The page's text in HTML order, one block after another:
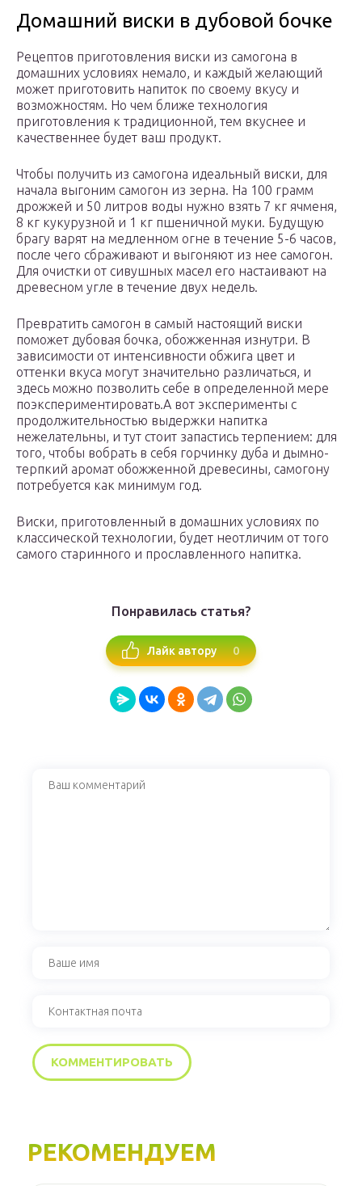
Домашний виски в дубовой бочке
Рецептов приготовления виски из самогона в
домашних условиях немало, и каждый желающий
может приготовить напиток по своему вкусу и
возможностям. Но чем ближе технология
приготовления к традиционной, тем вкуснее и
качественнее будет ваш продукт.
Чтобы получить из самогона идеальный виски, для
начала выгоним самогон из зерна. На 100 грамм
дрожжей и 50 литров воды нужно взять 7 кг ячменя,
8 кг кукурузной и 1 кг пшеничной муки. Будущую
брагу варят на медленном огне в течение 5-6 часов,
после чего сбраживают и выгоняют из нее самогон.
Для очистки от сивушных масел его настаивают на
древесном угле в течение двух недель.
Превратить самогон в самый настоящий виски
поможет дубовая бочка, обожженная изнутри. В
зависимости от интенсивности обжига цвет и
оттенки вкуса могут значительно различаться, и
здесь можно позволить себе в определенной мере
поэкспериментировать.А вот эксперименты с
продолжительностью выдержки напитка
нежелательны, и тут стоит запастись терпением: для
того, чтобы вобрать в себя горчинку дуба и дымно-
терпкий аромат обожженной древесины, самогону
потребуется как минимум год.
Виски, приготовленный в домашних условиях по
классической технологии, будет неотличим от того
самого старинного и прославленного напитка.
Понравилась статья?
Лайк автору 0
РЕКОМЕНДУЕМ